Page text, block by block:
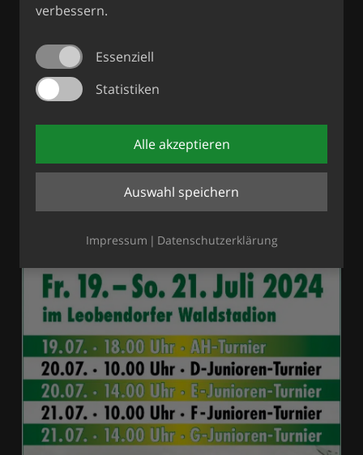
verbessern.
Essenziell
Statistiken
Alle akzeptieren
Auswahl speichern
Impressum Datenschutzerklärung